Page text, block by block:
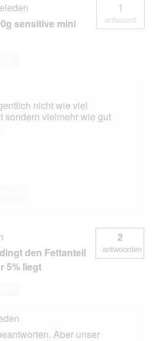
sensitive mini
1
antwoord
nicht wie viel
sondern vielmehr wie gut
den Fettanteil
5% liegt
2
antwoorden
Aber unser